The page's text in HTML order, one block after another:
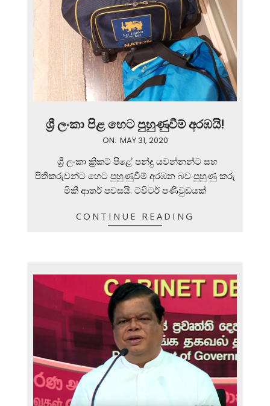
ශ්‍රී ලංකා පිළ හෙට පුහුණුවීම් අරඹයි!
ON: MAY 31, 2020
ශ්‍රී ලංකා ක්‍රිකට් පිළේ පන්දු යවන්නන්ට සහ
පිතිකරුවන්ට හෙට පුහුණුවීම් අරඹන බව පුහුණු කරු
මිකී ආතර් පවසයි. ට්විටර් පණිවුඩයක්
CONTINUE READING